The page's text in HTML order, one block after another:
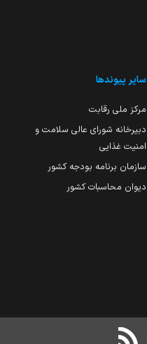
سایر پیوندها
مرکز ملی رقابت
دبیرخانه شورای عالی سلامت و
امنیت غذایی
سازمان برنامه بودجه کشور
دیوان محاسبات کشور